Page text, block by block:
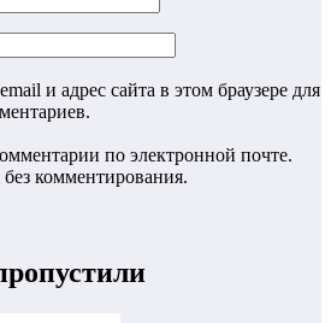
и адрес сайта в этом браузере для
по электронной почте.
без комментирования.